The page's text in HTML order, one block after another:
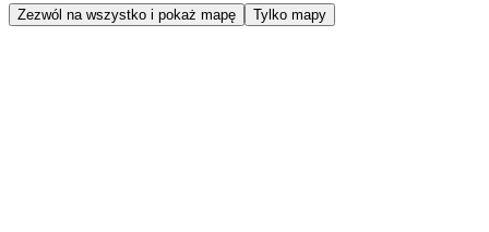
Zezwól na wszystko i pokaż mapę Tylko mapy